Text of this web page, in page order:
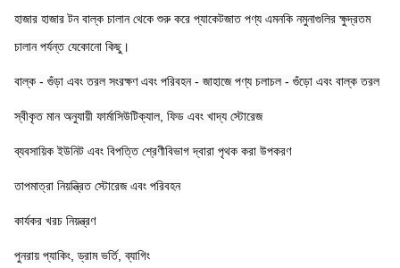
হাজার হাজার টন বাল্ক চালান থেকে শুরু করে প্যাকেটজাত পণ্য এমনকি নমুনাগুলির ক্ষুদ্রতম
চালান পর্যন্ত যেকোনো কিছু।
বাল্ক - গুঁড়া এবং তরল সংরক্ষণ এবং পরিবহন - জাহাজে পণ্য চলাচল - গুঁড়ো এবং বাল্ক তরল
স্বীকৃত মান অনুযায়ী ফার্মাসিউটিক্যাল, ফিড এবং খাদ্য স্টোরেজ
ব্যবসায়িক ইউনিট এবং বিপত্তি শ্রেণীবিভাগ দ্বারা পৃথক করা উপকরণ
তাপমাত্রা নিয়ন্ত্রিত স্টোরেজ এবং পরিবহন
কার্যকর খরচ নিয়ন্ত্রণ
পুনরায় প্যাকিং, ড্রাম ভর্তি, ব্যাগিং